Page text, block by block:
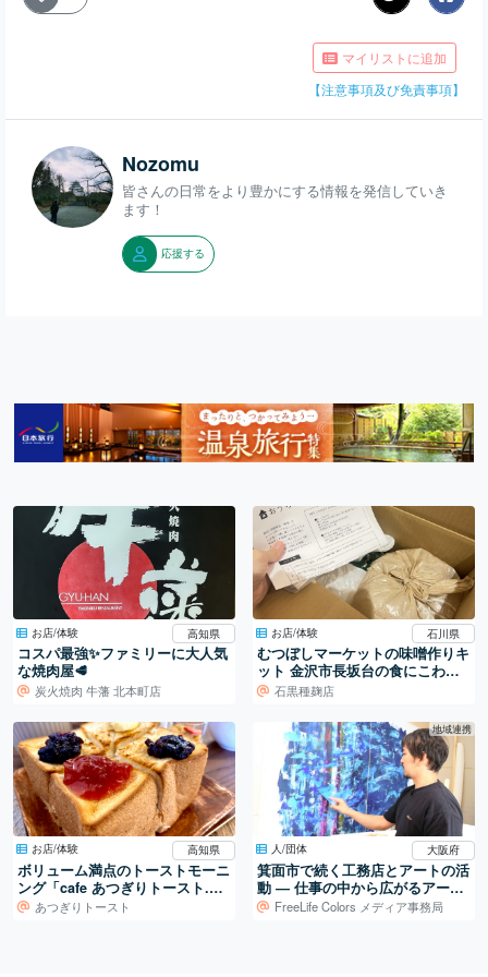
マイリストに追加
【注意事項及び免責事項】
Nozomu
皆さんの日常をより豊かにする情報を発信していき
ます！
応援する
お店/体験 高知県
コスパ最強✨ファミリーに大人気
炭火焼肉 牛藩 北本町店
お店/体験 石川県
むつぼしマーケットの味噌作りキ
ット 金沢市長坂台の食にこわだ
るお店
石黒種麹店
お店/体験 高知県
ボリューム満点のトーストモーニ
ング「cafe あつぎりトースト.n
n」あつぎりトースト
地域連携
人/団体 大阪府
箕面市で続く工務店とアートの活
動 ― 仕事の中から広がるアート
制作FreeLife Colors メディア事務局